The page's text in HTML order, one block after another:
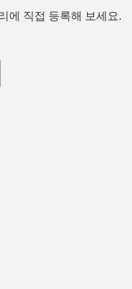
에 직접 등록해 보세요.